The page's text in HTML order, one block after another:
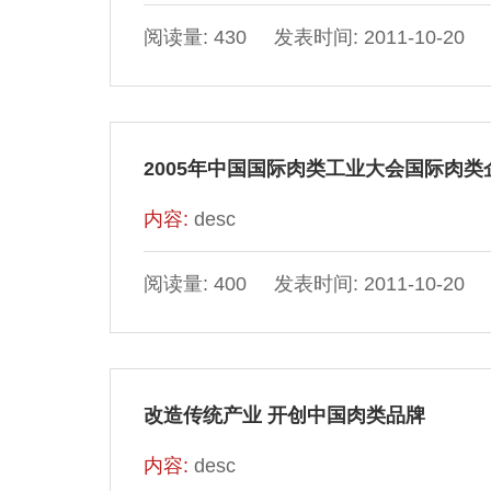
阅读量: 430 发表时间: 2011-10-20
2005年中国国际肉类工业大会国际肉类
内容: desc
阅读量: 400 发表时间: 2011-10-20
改造传统产业 开创中国肉类品牌
内容: desc